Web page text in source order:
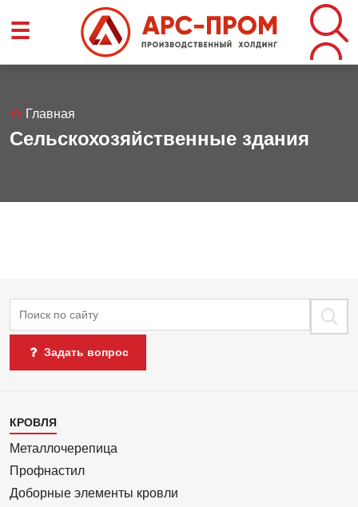
☰
Строка
навигации
Главная
Сельскохозяйственные здания
Поиск
Задать вопрос
Каталог
1
КРОВЛЯ
Металлочерепица
Профнастил
Доборные элементы кровли